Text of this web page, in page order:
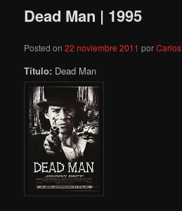
Dead Man | 1995
Posted on22 noviembre 2011 porCarlos
Título: Dead Man